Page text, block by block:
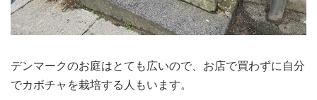
デンマークのお庭はとても広いので、お店で買わずに自分
でカボチャを栽培する人もいます。